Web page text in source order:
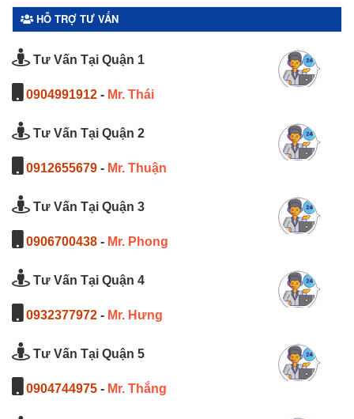
HỖ TRỢ TƯ VẤN
Tư Vấn Tại Quận 1
0904991912 - Mr. Thái
Tư Vấn Tại Quận 2
0912655679 - Mr. Thuận
Tư Vấn Tại Quận 3
0906700438 - Mr. Phong
Tư Vấn Tại Quận 4
0932377972 - Mr. Hưng
Tư Vấn Tại Quận 5
0904744975 - Mr. Thắng